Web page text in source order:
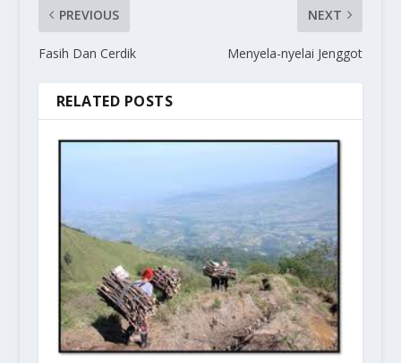
PREVIOUS
Fasih Dan Cerdik
NEXT
Menyela-nyelai Jenggot
RELATED POSTS